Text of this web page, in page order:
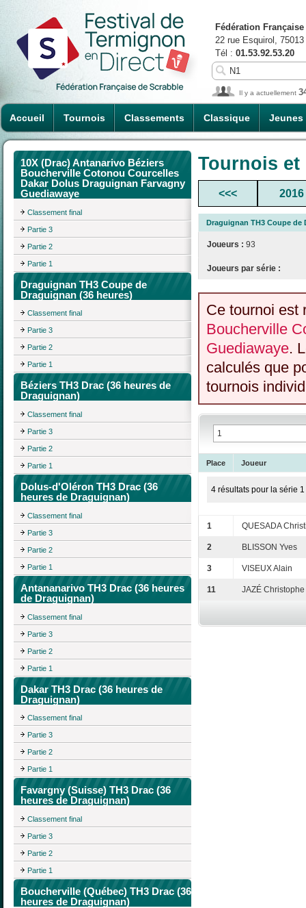
Accueil Tournois Classements Classique Jeunes
Fédération
22 rue Esquirol,
Tél : 01.53.92.53.20
Il y a actuellement
10X (Drac) Antanarivo Béziers
Boucherville Cotonou Courcelles
Dakar Dolus Draguignan Farvagny
Guediawaye
Classement final
Partie 3
Partie 2
Partie 1
Draguignan TH3 Coupe de
Draguignan (36 heures)
Classement final
Partie 3
Partie 2
Partie 1
Béziers TH3 Drac (36 heures de
Draguignan)
Classement final
Partie 3
Partie 2
Partie 1
Dolus-d'Oléron TH3 Drac (36
heures de Draguignan)
Classement final
Partie 3
Partie 2
Partie 1
Antananarivo TH3 Drac (36 heures
de Draguignan)
Classement final
Partie 3
Partie 2
Partie 1
Dakar TH3 Drac (36 heures de
Draguignan)
Classement final
Partie 3
Partie 2
Partie 1
Favargny (Suisse) TH3 Drac (36
heures de Draguignan)
Classement final
Partie 3
Partie 2
Partie 1
Boucherville (Québec) TH3 Drac (36
heures de Draguignan)
Tournois
<<< 2016
Draguignan TH3 Coupe de
Joueurs : 93
Joueurs par série :
Ce tournoi est
Boucherville
Guediawaye.
calculés que
tournois
Place Joueur
4 résultats pour la série 1
1 QUESADA
2 BLISSON Yves
3 VISEUX Alain
11 JAZÉ Christophe